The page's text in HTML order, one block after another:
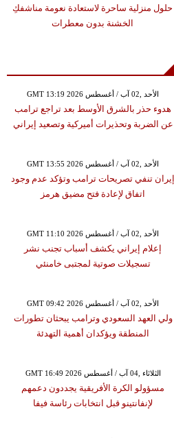
حلول منزلية ساحرة لاستعادة نعومة مناشفكِ
الخشنة بدون معطرات
GMT 13:19 2026 الأحد ,02 آب / أغسطس
هدوء حذر بالشرق الأوسط بعد تراجع ترامب
عن الضربة وتحذيرات أميركية وتصعيد إيراني
GMT 13:55 2026 الأحد ,02 آب / أغسطس
إيران تنفي تصريحات ترامب وتؤكد عدم وجود
اتفاق لإعادة فتح مضيق هرمز
GMT 11:10 2026 الأحد ,02 آب / أغسطس
إعلام إيراني يكشف أسباب تجنب نشر
تسجيلات صوتية لمجتبى خامنئي
GMT 09:42 2026 الأحد ,02 آب / أغسطس
ولي العهد السعودي وترامب يبحثان تطورات
المنطقة ويؤكدان أهمية التهدئة
GMT 16:49 2026 الثلاثاء ,04 آب / أغسطس
مسؤولو الكرة الأفريقية يجددون دعمهم
لإنفانتينو قبل انتخابات رئاسة فيفا